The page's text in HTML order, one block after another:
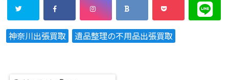
神奈川出張買取 遺品整理の不用品出張買取